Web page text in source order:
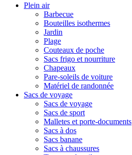
Plein air
Barbecue
Bouteilles isothermes
Jardin
Plage
Couteaux de poche
Sacs frigo et nourriture
Chapeaux
Pare-soleils de voiture
Matériel de randonnée
Sacs de voyage
Sacs de voyage
Sacs de sport
Malletes et porte-documents
Sacs à dos
Sacs banane
Sacs à chaussures